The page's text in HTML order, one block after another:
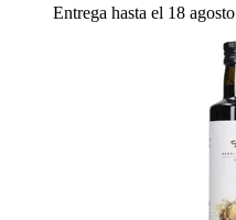
Entrega hasta el 18 agosto